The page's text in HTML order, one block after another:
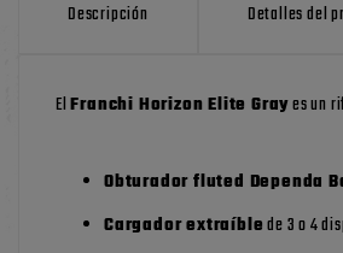
Descripción Detalles del
ElFranchi Horizon Elite Grayes un
Obturador fluted Dependa
Cargador extraíblede 3 o 4